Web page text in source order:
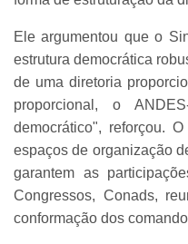
Ele argumentou que o
estrutura democrática
de uma diretoria
proporcional, o
democrático", reforçou.
espaços de organização
garantem as
Congressos, Conads,
conformação dos